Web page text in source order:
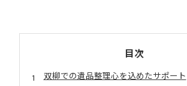
目次
双柳での遺品整理心を込めたサポート